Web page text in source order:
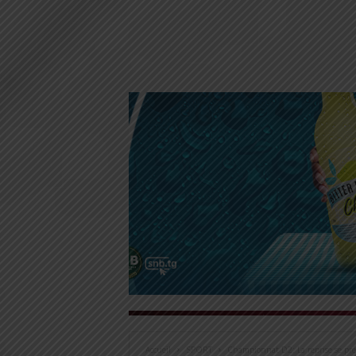
Accueil SPORT Championnat D2: La reprise se